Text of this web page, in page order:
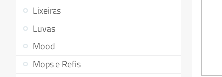
Lixeiras
Luvas
Mood
Mops e Refis